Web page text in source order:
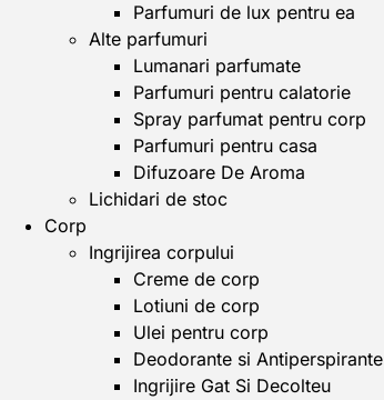
Parfumuri de lux pentru ea
Alte parfumuri
Lumanari parfumate
Parfumuri pentru calatorie
Spray parfumat pentru corp
Parfumuri pentru casa
Difuzoare De Aroma
Lichidari de stoc
Corp
Ingrijirea corpului
Creme de corp
Lotiuni de corp
Ulei pentru corp
Deodorante si Antiperspirante
Ingrijire Gat Si Decolteu